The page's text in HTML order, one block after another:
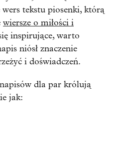
tekstu piosenki, którą
wiersze o miłości i
inspirujące, warto
niósł znaczenie
i doświadczeń.
dla par królują
jak: